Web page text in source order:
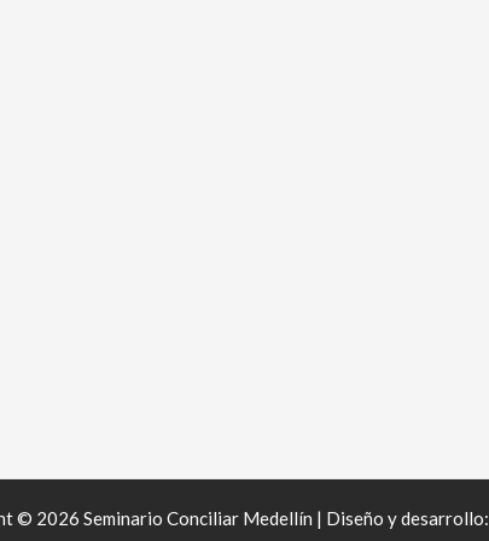
© 2026 Seminario Conciliar Medellín | Diseño y desarrollo: